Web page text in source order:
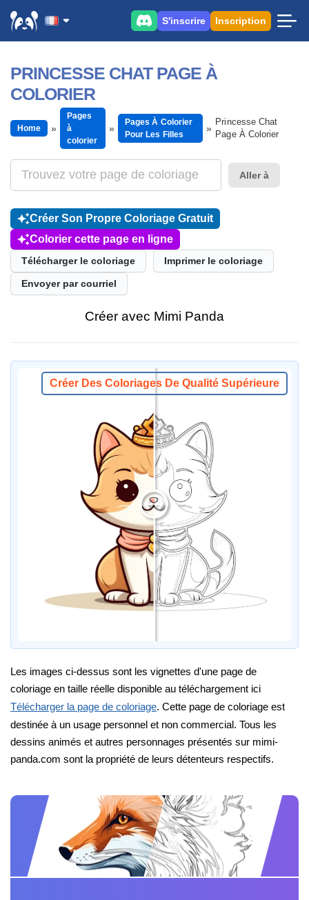
S'inscrire Inscription
PRINCESSE CHAT PAGE À
COLORIER
Home
Pages
à
colorier
Pages À Colorier
Pour Les Filles
Princesse Chat
Page À Colorier
Aller à
Créer Son Propre Coloriage Gratuit
Colorier cette page en ligne
Télécharger le coloriage Imprimer le coloriage
Envoyer par courriel
Créer avec Mimi Panda
Créer Des Coloriages De Qualité Supérieure
Les images ci-dessus sont les vignettes d'une page de
coloriage en taille réelle disponible au téléchargement ici
Télécharger la page de coloriage. Cette page de coloriage est
destinée à un usage personnel et non commercial. Tous les
dessins animés et autres personnages présentés sur mimi-
panda.com sont la propriété de leurs détenteurs respectifs.